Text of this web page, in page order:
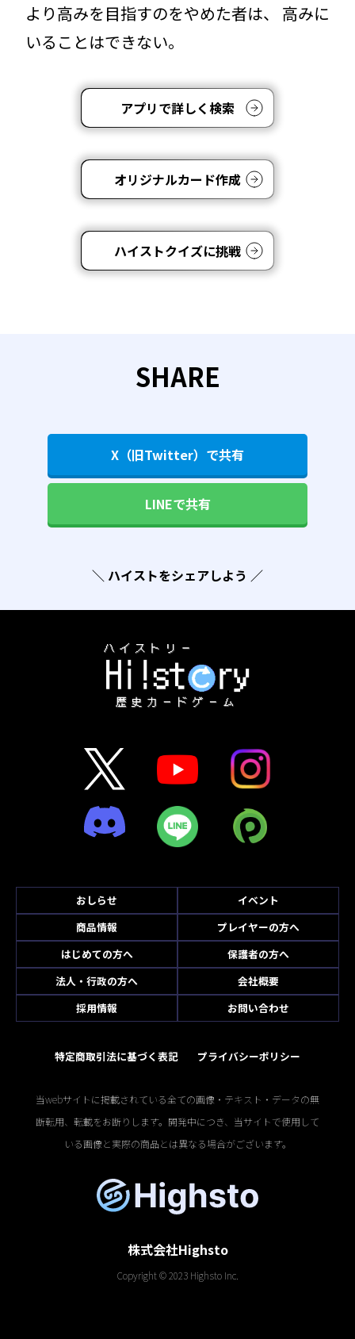
より高みを目指すのをやめた者は、 高みに
いることはできない。
アプリで詳しく検索
オリジナルカード作成
ハイストクイズに挑戦
SHARE
X（旧Twitter）で共有
LINEで共有
＼ ハイストをシェアしよう ／
おしらせ
イベント
商品情報
プレイヤーの方へ
はじめての方へ
保護者の方へ
法人・行政の方へ
会社概要
採用情報
お問い合わせ
特定商取引法に基づく表記 プライバシーポリシー
当webサイトに掲載されている全ての画像・テキスト・データの無
断転用、転載をお断りします。開発中につき、当サイトで使用して
いる画像と実際の商品とは異なる場合がございます。
株式会社Highsto
Copyright © 2023 Highsto Inc.